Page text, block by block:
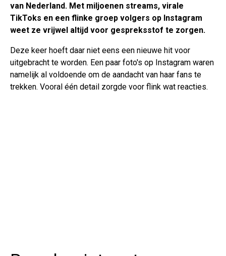
van Nederland. Met miljoenen streams, virale
TikToks en een flinke groep volgers op Instagram
weet ze vrijwel altijd voor gespreksstof te zorgen.
Deze keer hoeft daar niet eens een nieuwe hit voor
uitgebracht te worden. Een paar foto's op Instagram waren
namelijk al voldoende om de aandacht van haar fans te
trekken. Vooral één detail zorgde voor flink wat reacties.